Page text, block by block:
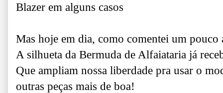
Blazer em alguns casos
Mas hoje em dia, como comentei um pouco
A silhueta da Bermuda de Alfaiataria já
Que ampliam nossa liberdade pra usar o
outras peças mais de boa!